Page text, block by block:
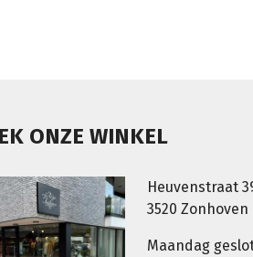
ONZE WINKEL
Heuvenstraat
3520 Zonhoven
Maandag